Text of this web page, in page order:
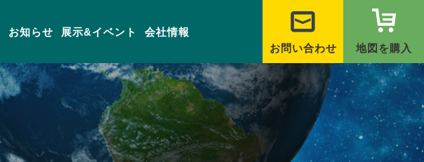
お知らせ 展示&イベント
会社情報
お問い合わせ
地図を購入